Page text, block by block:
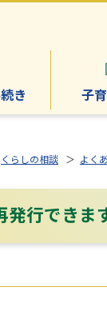
き 子
くらしの相談 ＞ よく
発行できま